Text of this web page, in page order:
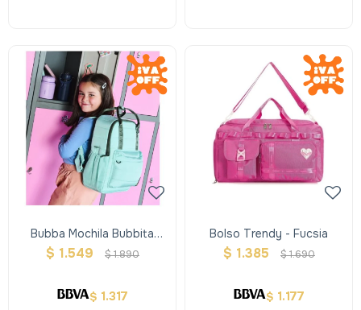
Bubba Mochila Bubbita
Green Regular
$ 1.549 $1.890
$ 1.317
Bolso Trendy - Fucsia
$ 1.385 $1.690
$ 1.177